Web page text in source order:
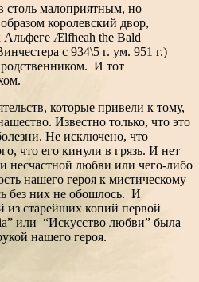
малоприятным, но
королевский двор,
Альфеге Ælfheah the Bald
с 934\5 г. ум. 951 г.)
И тот
которые привели к тому,
Известно только, что это
Не исключено, что
что его кинули в грязь. И нет
несчастной любви или чего-либо
нашего героя к мистическому
без них не обошлось. И
из старейших копий первой
или “Искусство любви” была
нашего героя.